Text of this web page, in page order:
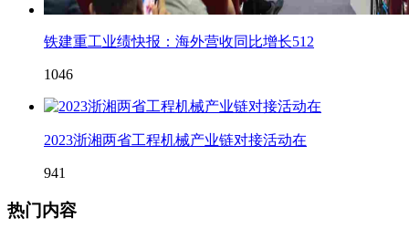
铁建重工业绩快报：海外营收同比增长512
1046
2023浙湘两省工程机械产业链对接活动在
941
热门内容